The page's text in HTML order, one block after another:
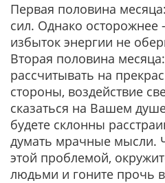
Первая половина
сил. Однако осторожнее
избыток энергии не
Вторая половина
рассчитывать на
стороны, воздействие
сказаться на Вашем
будете склонны
думать мрачные мысли.
этой проблемой,
людьми и гоните прочь